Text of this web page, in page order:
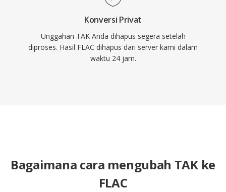
Konversi Privat
Unggahan TAK Anda dihapus segera setelah
diproses. Hasil FLAC dihapus dari server kami dalam
waktu 24 jam.
Bagaimana cara mengubah TAK ke
FLAC